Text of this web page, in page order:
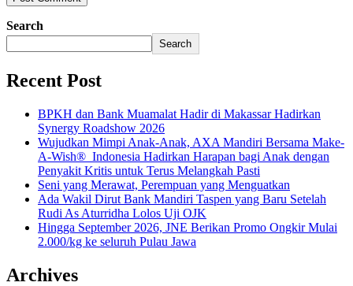
Search
Search
Recent Post
BPKH dan Bank Muamalat Hadir di Makassar Hadirkan
Synergy Roadshow 2026
Wujudkan Mimpi Anak-Anak, AXA Mandiri Bersama Make-
A-Wish® Indonesia Hadirkan Harapan bagi Anak dengan
Penyakit Kritis untuk Terus Melangkah Pasti
Seni yang Merawat, Perempuan yang Menguatkan
Ada Wakil Dirut Bank Mandiri Taspen yang Baru Setelah
Rudi As Aturridha Lolos Uji OJK
Hingga September 2026, JNE Berikan Promo Ongkir Mulai
2.000/kg ke seluruh Pulau Jawa
Archives